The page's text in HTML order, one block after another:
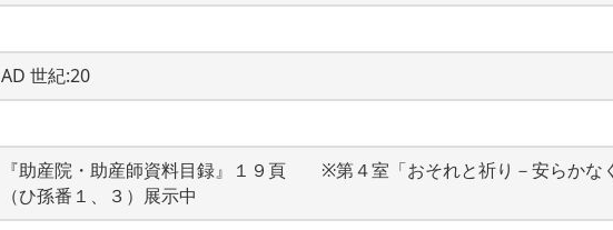
AD 世紀:20
『助産院・助産師資料目録』１９頁　　※第４室「おそれと祈り－安らか
（ひ孫番１、３）展示中